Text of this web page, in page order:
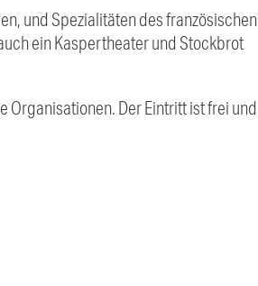
und Spezialitäten des französischen
ein Kaspertheater und Stockbrot
Organisationen. Der Eintritt ist frei und